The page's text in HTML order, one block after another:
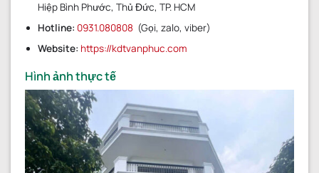
Hiệp Bình Phước, Thủ Đức, TP. HCM
Hotline: 0931.080808 (Gọi, zalo, viber)
Website: https://kdtvanphuc.com
Hình ảnh thực tế